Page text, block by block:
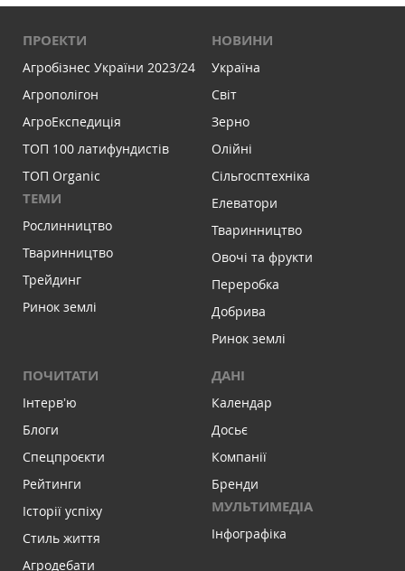
ПРОЕКТИ
Агробізнес України 2023/24
Агрополігон
АгроЕкспедиція
ТОП 100 латифундистів
ТОП Organic
ТЕМИ
Рослинництво
Тваринництво
Трейдинг
Ринок землі
НОВИНИ
Україна
Світ
Зерно
Олійні
Сільгосптехніка
Елеватори
Тваринництво
Овочі та фрукти
Переробка
Добрива
Ринок землі
ПОЧИТАТИ
Інтервʼю
Блоги
Спецпроєкти
Рейтинги
Історії успіху
Стиль життя
Агродебати
ДАНІ
Календар
Досьє
Компанії
Бренди
МУЛЬТИМЕДІА
Інфографіка